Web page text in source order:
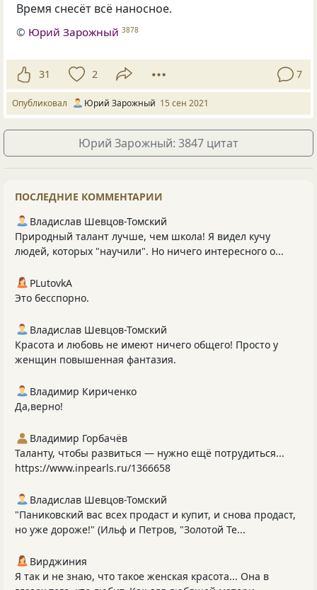
Время снесёт всё наносное.
© Юрий Зарожный 3878
31 2 7
Опубликовал Юрий Зарожный 15 сен 2021
Юрий Зарожный: 3847 цитат
ПОСЛЕДНИЕ КОММЕНТАРИИ
Владислав Шевцов-Томский
Природный талант лучше, чем школа! Я видел кучу
людей, которых "научили". Но ничего интересного о...
PLutоvkА
Это бесспорно.
Владислав Шевцов-Томский
Красота и любовь не имеют ничего общего! Просто у
женщин повышенная фантазия.
Владимир Кириченко
Да,верно!
Владимир Горбачёв
Таланту, чтобы развиться — нужно ещё потрудиться...
https://www.inpearls.ru/1366658
Владислав Шевцов-Томский
"Паниковский вас всех продаст и купит, и снова продаст,
но уже дороже!" (Ильф и Петров, "Золотой Те...
Вирджиния
Я так и не знаю, что такое женская красота... Она в